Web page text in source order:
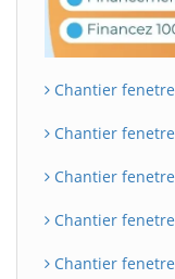
Chantier
Chantier
Chantier
Chantier
Chantier